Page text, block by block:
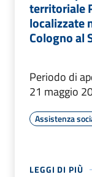
territoriale
localizzate
Cologno al
Periodo di
21 maggio
Assistenza
LEGGI DI PIÙ